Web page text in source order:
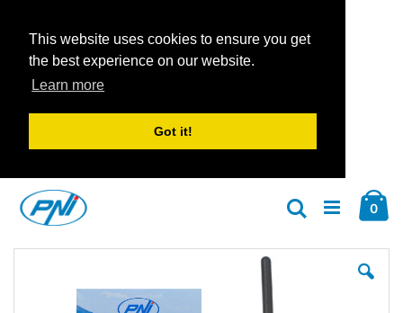
This website uses cookies to ensure you get
the best experience on our website.
Learn more
Got it!
Inhalt
springen
0
Suche